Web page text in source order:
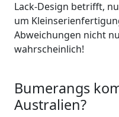
Lack-Design betrifft,
um
Abweichungen nicht
wahrscheinlich!
Bumerangs
Australien?